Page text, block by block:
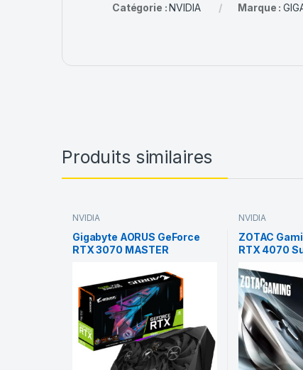
Catégorie :NVIDIA Marque :
Produits similaires
NVIDIA
Gigabyte AORUS GeForce
RTX 3070 MASTER
NVIDIA
ZOTAC
RTX 4070
GDDR6X